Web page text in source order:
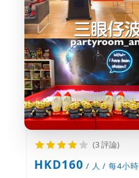
(3 評論)
HKD160 / 人 / 每4小時